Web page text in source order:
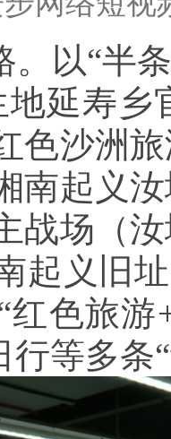
。以“半
地延寿
色沙洲
南起义
战场（
起义旧
红色旅
行等多条